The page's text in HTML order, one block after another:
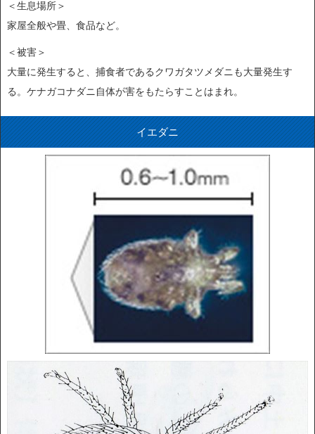
＜生息場所＞
家屋全般や畳、食品など。
＜被害＞
大量に発生すると、捕食者であるクワガタツメダニも大量発生す
る。ケナガコナダニ自体が害をもたらすことはまれ。
イエダニ